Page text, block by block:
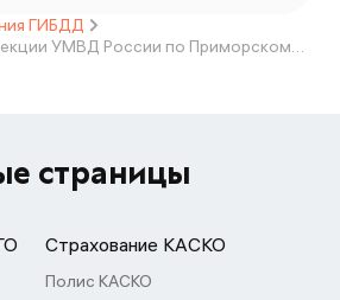
ГИБДД
МОРАС Госавтоинспекции УМВД России по Приморскому краю (отделение №4, дислокация г. Арсеньев)
страницы
Страхование КАСКО
Полис КАСКО